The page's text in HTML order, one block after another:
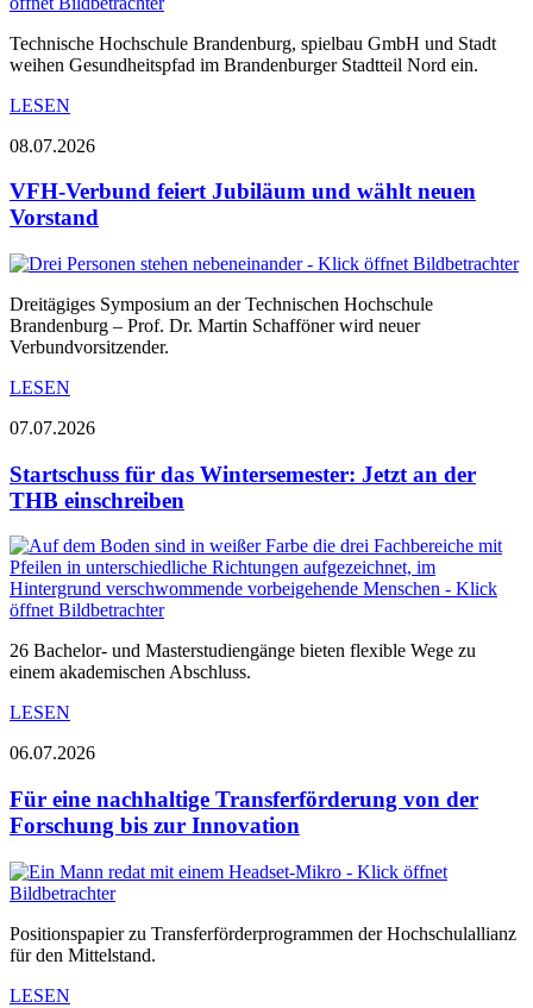
Technische Hochschule Brandenburg, spielbau GmbH und Stadt
weihen Gesundheitspfad im Brandenburger Stadtteil Nord ein.
LESEN
08.07.2026
VFH-Verbund feiert Jubiläum und wählt neuen
Vorstand
Dreitägiges Symposium an der Technischen Hochschule
Brandenburg – Prof. Dr. Martin Schafföner wird neuer
Verbundvorsitzender.
LESEN
07.07.2026
Startschuss für das Wintersemester: Jetzt an der
THB einschreiben
26 Bachelor- und Masterstudiengänge bieten flexible Wege zu
einem akademischen Abschluss.
LESEN
06.07.2026
Für eine nachhaltige Transferförderung von der
Forschung bis zur Innovation
Positionspapier zu Transferförderprogrammen der Hochschulallianz
für den Mittelstand.
LESEN